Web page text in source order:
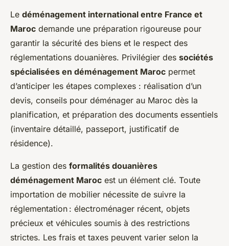
Le déménagement international entre France et
Maroc demande une préparation rigoureuse pour
garantir la sécurité des biens et le respect des
réglementations douanières. Privilégier des sociétés
spécialisées en déménagement Maroc permet
d’anticiper les étapes complexes : réalisation d’un
devis, conseils pour déménager au Maroc dès la
planification, et préparation des documents essentiels
(inventaire détaillé, passeport, justificatif de
résidence).
La gestion des formalités douanières
déménagement Maroc est un élément clé. Toute
importation de mobilier nécessite de suivre la
réglementation : électroménager récent, objets
précieux et véhicules soumis à des restrictions
strictes. Les frais et taxes peuvent varier selon la